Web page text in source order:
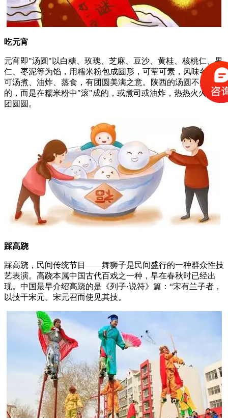
吃元宵
元宵即"汤圆"以白糖、玫瑰、芝麻、豆沙、黄桂、核桃仁、果
仁、枣泥等为馅，用糯米粉包成圆形，可荤可素，风味各异。
可汤煮、油炸、蒸食，有团圆美满之意。陕西的汤圆不是包
的，而是在糯米粉中"滚"成的，或煮司或油炸，热热火火，团
团圆圆。
踩高跷
踩高跷，民间传统节目——舞狮子是民间盛行的一种群众性技
艺表演。高跷本属中国古代百戏之一种，早在春秋时已经出
现。中国最早介绍高跷的是《列子·说符》篇：“宋有兰子者，
以技干宋元。宋元召而使见其技。